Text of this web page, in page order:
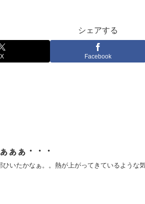
シェアする
X Facebook
ぁぁ・・・
ひいたかなぁ。。熱が上がってきているような